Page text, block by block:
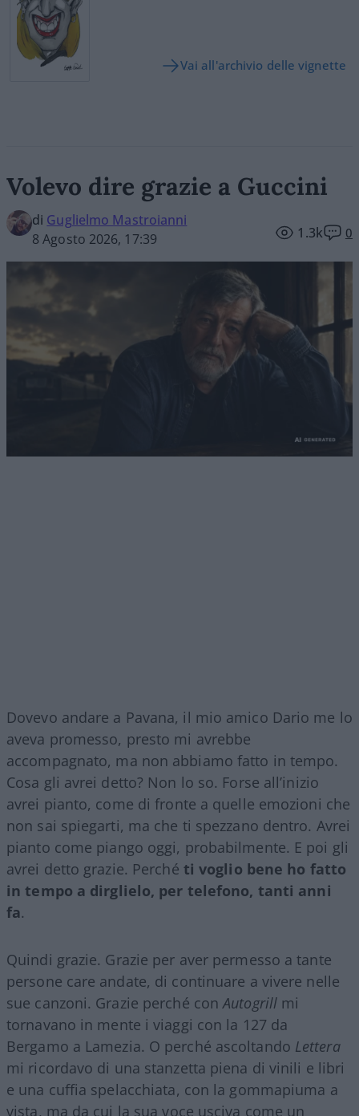
Vai all'archivio delle vignette
Volevo dire grazie a Guccini
di Guglielmo Mastroianni
8 Agosto 2026, 17:39
1.3k 0
Dovevo andare a Pavana, il mio amico Dario me lo
aveva promesso, presto mi avrebbe
accompagnato, ma non abbiamo fatto in tempo.
Cosa gli avrei detto? Non lo so. Forse all’inizio
avrei pianto, come di fronte a quelle emozioni che
non sai spiegarti, ma che ti spezzano dentro. Avrei
pianto come piango oggi, probabilmente. E poi gli
avrei detto grazie. Perché ti voglio bene ho fatto
in tempo a dirglielo, per telefono, tanti anni
fa.
Quindi grazie. Grazie per aver permesso a tante
persone care andate, di continuare a vivere nelle
sue canzoni. Grazie perché conAutogrill mi
tornavano in mente i viaggi con la 127 da
Bergamo a Lamezia. O perché ascoltando Lettera
mi ricordavo di una stanzetta piena di vinili e libri
e una cuffia spelacchiata, con la gommapiuma a
vista, ma da cui la sua voce usciva come un